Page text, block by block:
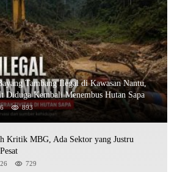
Tambang Ilegal di Kawasan Nantu,
Diduga Kembali Menembus Hutan Sapa
893
Kritik MBG, Ada Sektor yang Justru
729